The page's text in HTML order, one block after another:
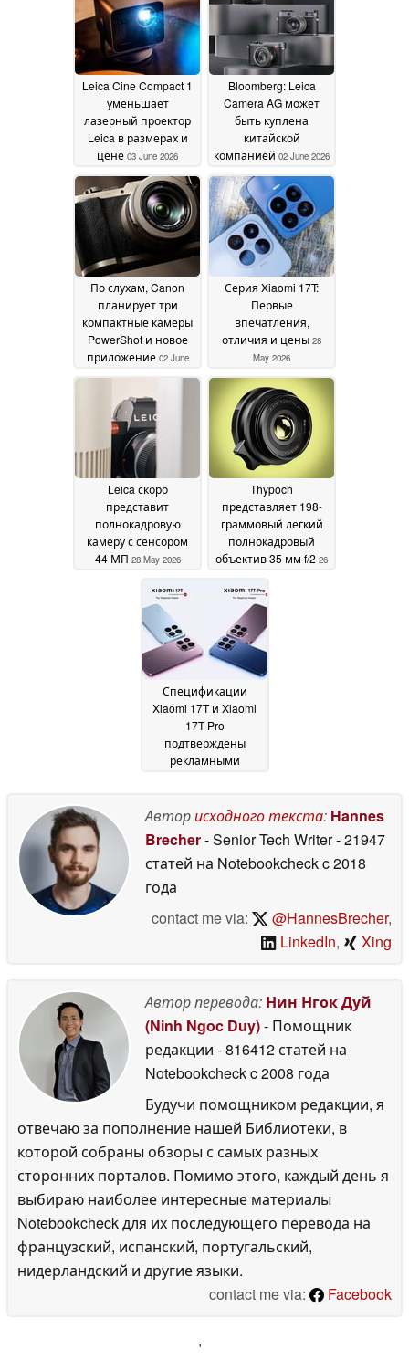
Leica Cine Compact 1
уменьшает
лазерный проектор
Leica в размерах и
цене 03 June 2026
Bloomberg: Leica
Camera AG может
быть куплена
китайской
компанией 02 June 2026
По слухам, Canon
планирует три
компактные камеры
PowerShot и новое
приложение 02 June
2026
Серия Xiaomi 17T:
Первые
впечатления,
отличия и цены 28
May 2026
Leica скоро
представит
полнокадровую
камеру с сенсором
44 МП 28 May 2026
Thypoch
представляет 198-
граммовый легкий
полнокадровый
объектив 35 мм f/2 26
Спецификации
Xiaomi 17T и Xiaomi
17T Pro
подтверждены
рекламными
Авторисходного текста: Hannes
Brecher- Senior Tech Writer- 21947
статей на Notebookcheckc 2018
года
contact me via:
@HannesBrecher,
LinkedIn, Xing
Автор перевода: Нин Нгок Дуй
(Ninh Ngoc Duy)- Помощник
редакции - 816412 статей на
Notebookcheckc 2008 года
Будучи помощником редакции, я
отвечаю за пополнение нашей Библиотеки, в
которой собраны обзоры с самых разных
сторонних порталов. Помимо этого, каждый день я
выбираю наиболее интересные материалы
Notebookcheck для их последующего перевода на
французский, испанский, португальский,
нидерландский и другие языки.
contact me via:
Facebook
'